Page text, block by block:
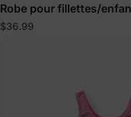
Robe pour fillettes/
$36.99